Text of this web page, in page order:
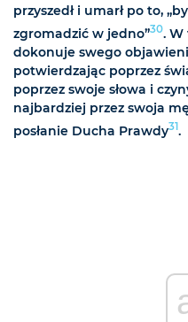
przyszedł i umarł po to,
zgromadzić w jedno”30. W
dokonuje swego
potwierdzając poprzez
poprzez swoje słowa i
najbardziej przez swoja
posłanie Ducha Prawdy31.